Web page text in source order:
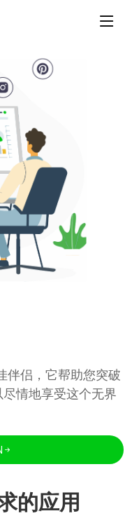
伴侣，它帮助您突破
情地享受这个无界
的应用